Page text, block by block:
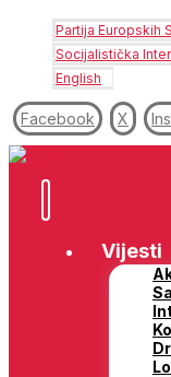
Partija Europskih
Socijalistička
English
Facebook X
Vijesti